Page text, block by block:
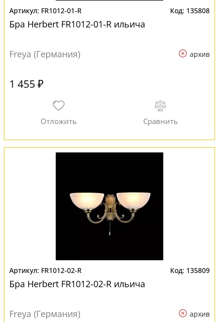
FR1012-01-R 135808
Бра Herbert FR1012-01-R ильича
Freya (Германия) архив
1 455 ₽
FR1012-02-R 135809
Бра Herbert FR1012-02-R ильича
Freya (Германия) архив